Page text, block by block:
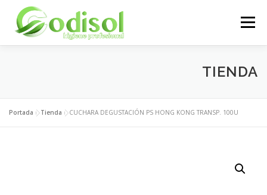
contenido
Menú
ÁREA CLIENTES CONTACTO
TIENDA
Portada »Tienda »CUCHARA DEGUSTACIÓN PS HONG KONG TRANSP. 100U